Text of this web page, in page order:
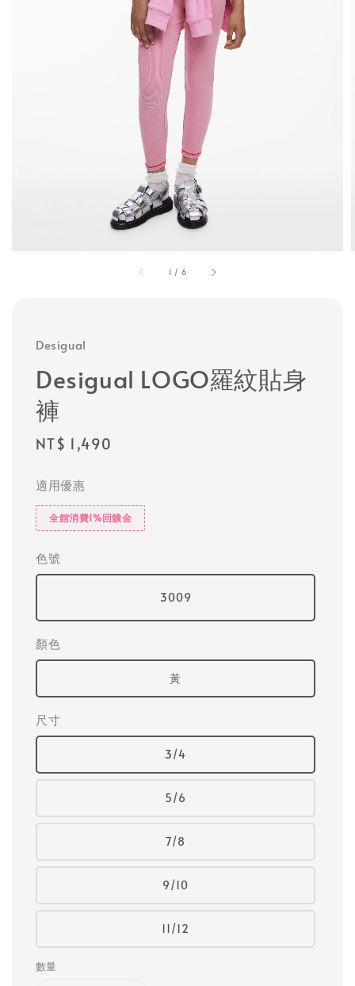
1 / 6
Desigual
Desigual LOGO羅紋貼身
褲
Regular
NT$ 1,490
適用優惠
全館消費1%回饋金
色號
3009
顏色
黃
尺寸
3/4
5/6
7/8
9/10
11/12
數量